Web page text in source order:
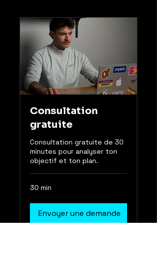
Consultation
gratuite
Consultation gratuite de 30
minutes pour analyser ton
objectif et ton plan.
30 min
Envoyer une demande